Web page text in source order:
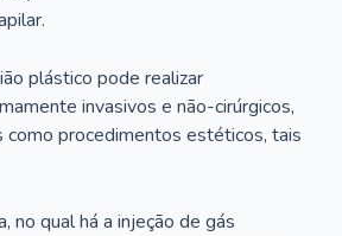
plástico pode realizar
invasivos e não-cirúrgicos,
como procedimentos estéticos, tais
no qual há a injeção de gás